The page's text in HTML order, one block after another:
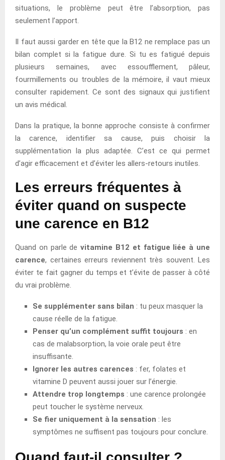
situations, le problème peut être l’absorption, pas
seulement l’apport.
Il faut aussi garder en tête que la B12 ne remplace pas un
bilan complet si la fatigue dure. Si tu es fatigué depuis
plusieurs semaines, avec essoufflement, pâleur,
fourmillements ou troubles de la mémoire, il vaut mieux
consulter rapidement. Ce sont des signaux qui justifient
un avis médical.
Dans la pratique, la bonne approche consiste à confirmer
la carence, identifier sa cause, puis choisir la
supplémentation la plus adaptée. C’est ce qui permet
d’agir efficacement et d’éviter les allers-retours inutiles.
Les erreurs fréquentes à
éviter quand on suspecte
une carence en B12
Quand on parle devitamine B12 et fatigue liée à une
carence, certaines erreurs reviennent très souvent. Les
éviter te fait gagner du temps et t’évite de passer à côté
du vrai problème.
Se supplémenter sans bilan : tu peux masquer la
cause réelle de la fatigue.
Penser qu’un complément suffit toujours : en
cas de malabsorption, la voie orale peut être
insuffisante.
Ignorer les autres carences : fer, folates et
vitamine D peuvent aussi jouer sur l’énergie.
Attendre trop longtemps : une carence prolongée
peut toucher le système nerveux.
Se fier uniquement à la sensation : les
symptômes ne suffisent pas toujours pour conclure.